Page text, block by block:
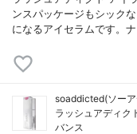
ンスパッケージもシック
になるアイセラムです。
soaddicted(ソー
ラッシュアディク
バンス